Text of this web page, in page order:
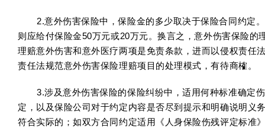
2.意外伤害保险中，保险金的多少取决于保险合同约定
则应给付保险金50万元或20万元。换言之，意外伤害保险
理赔意外伤害和意外医疗两项是免责条款，进而以侵权责任
责任法规范意外伤害保险理赔项目的处理模式，有待商榷。
3.涉及意外伤害保险的保险纠纷中，适用何种标准确定
定，以及保险公司对于约定内容是否尽到提示和明确说明义
符合实际的；如双方合同约定适用《人身保险伤残评定标准